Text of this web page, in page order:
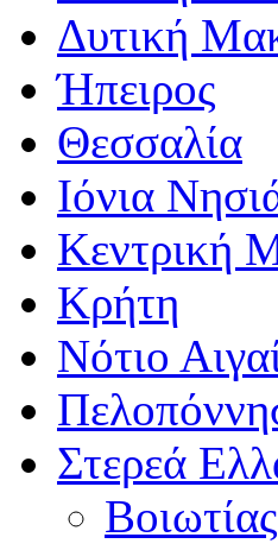
Δυτική
Ήπειρος
Θεσσαλία
Ιόνια
Κεντρική
Κρήτη
Νότιο
Στερεά
Βοιωτίας